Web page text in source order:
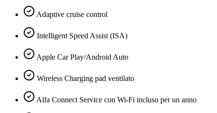
Adaptive cruise control
Intelligent Speed Assist (ISA)
Apple Car Play/Android Auto
Wireless Charging pad ventilato
Alfa Connect Service con Wi-Fi incluso per un anno